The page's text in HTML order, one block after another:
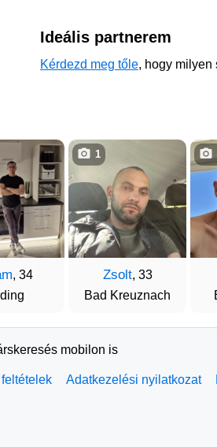
Ideális partnerem
Kérdezd meg tőle, hogy milyen
, 34
Zsolt, 33
Bad Kreuznach
1
mobilon is
Adatkezelési nyilatkozat